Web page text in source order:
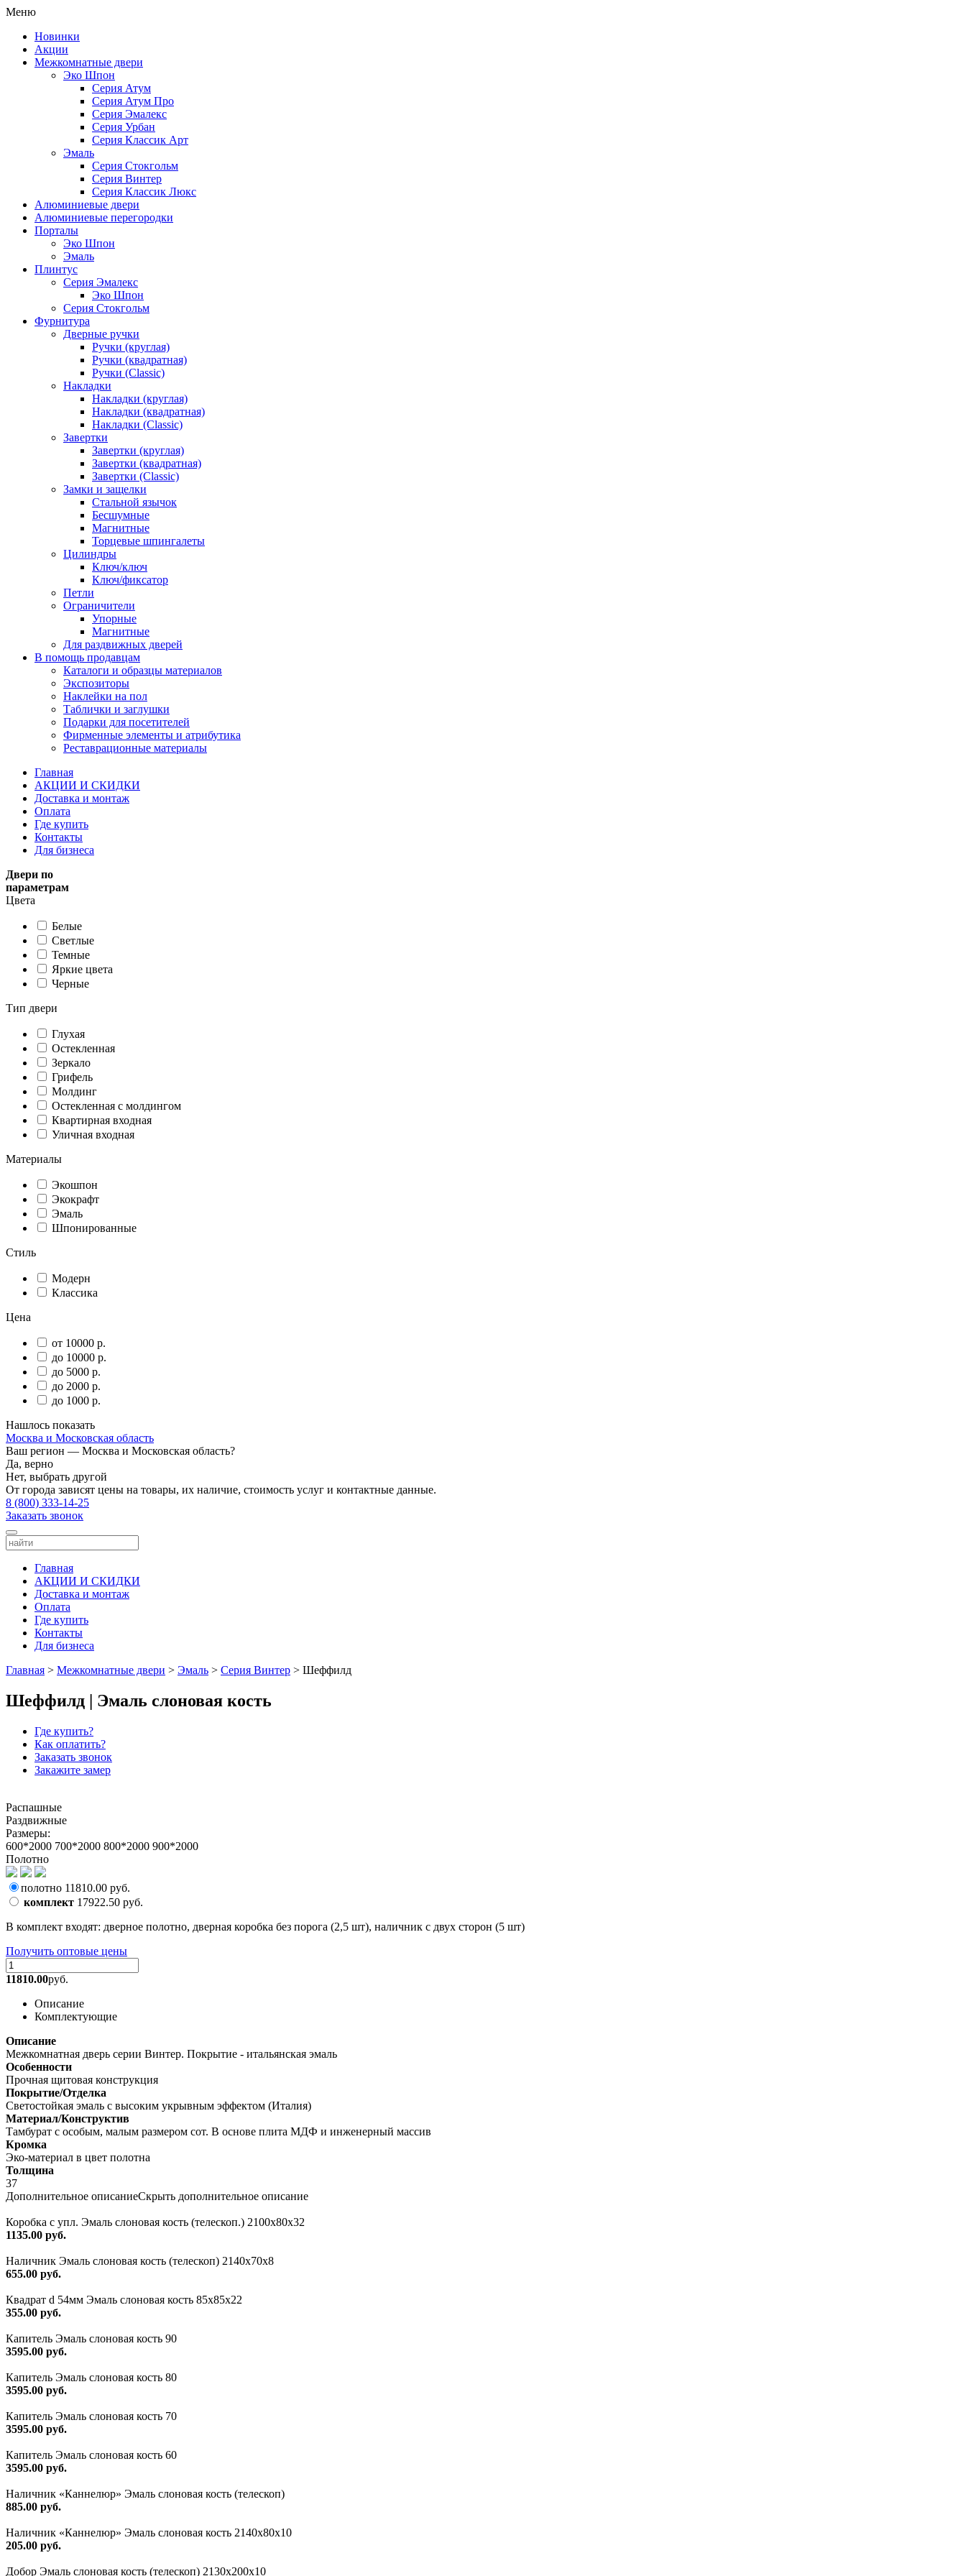
Меню
Новинки
Акции
Межкомнатные двери
Эко Шпон
Серия Атум
Серия Атум Про
Серия Эмалекс
Серия Урбан
Серия Классик Арт
Эмаль
Серия Стокгольм
Серия Винтер
Серия Классик Люкс
Алюминиевые двери
Алюминиевые перегородки
Порталы
Эко Шпон
Эмаль
Плинтус
Серия Эмалекс
Эко Шпон
Серия Стокгольм
Фурнитура
Дверные ручки
Ручки (круглая)
Ручки (квадратная)
Ручки (Classic)
Накладки
Накладки (круглая)
Накладки (квадратная)
Накладки (Classic)
Завертки
Завертки (круглая)
Завертки (квадратная)
Завертки (Classic)
Замки и защелки
Стальной язычок
Бесшумные
Магнитные
Торцевые шпингалеты
Цилиндры
Ключ/ключ
Ключ/фиксатор
Петли
Ограничители
Упорные
Магнитные
Для раздвижных дверей
В помощь продавцам
Каталоги и образцы материалов
Экспозиторы
Наклейки на пол
Таблички и заглушки
Подарки для посетителей
Фирменные элементы и атрибутика
Реставрационные материалы
Главная
АКЦИИ И СКИДКИ
Доставка и монтаж
Оплата
Где купить
Контакты
Для бизнеса
Двери по
параметрам
Цвета
Белые
Светлые
Темные
Яркие цвета
Черные
Тип двери
Глухая
Остекленная
Зеркало
Грифель
Молдинг
Остекленная с молдингом
Квартирная входная
Уличная входная
Материалы
Экошпон
Экокрафт
Эмаль
Шпонированные
Стиль
Модерн
Классика
Цена
от 10000 р.
до 10000 р.
до 5000 р.
до 2000 р.
до 1000 р.
Нашлось показать
Москва и Московская область
Ваш регион — Москва и Московская область?
Да, верно
Нет, выбрать другой
От города зависят цены на товары, их наличие, стоимость услуг и контактные данные.
8 (800) 333-14-25
Заказать звонок
Главная
АКЦИИ И СКИДКИ
Доставка и монтаж
Оплата
Где купить
Контакты
Для бизнеса
Главная > Межкомнатные двери > Эмаль > Серия Винтер > Шеффилд
Шеффилд | Эмаль слоновая кость
Где купить?
Как оплатить?
Заказать звонок
Закажите замер
Распашные
Раздвижные
Размеры:
600*2000 700*2000 800*2000 900*2000
Полотно
полотно 11810.00 руб.
комплект 17922.50 руб.
В комплект входят: дверное полотно, дверная коробка без порога (2,5 шт), наличник с двух сторон (5 шт)
Получить оптовые цены
11810.00руб.
Описание
Комплектующие
Описание
Межкомнатная дверь серии Винтер. Покрытие - итальянская эмаль
Особенности
Прочная щитовая конструкция
Покрытие/Отделка
Светостойкая эмаль с высоким укрывным эффектом (Италия)
Материал/Конструктив
Тамбурат с особым, малым размером сот. В основе плита МДФ и инженерный массив
Кромка
Эко-материал в цвет полотна
Толщина
37
Дополнительное описаниеСкрыть дополнительное описание
Коробка с упл. Эмаль слоновая кость (телескоп.) 2100х80х32
1135.00 руб.
Наличник Эмаль слоновая кость (телескоп) 2140x70x8
655.00 руб.
Квадрат d 54мм Эмаль слоновая кость 85х85х22
355.00 руб.
Капитель Эмаль слоновая кость 90
3595.00 руб.
Капитель Эмаль слоновая кость 80
3595.00 руб.
Капитель Эмаль слоновая кость 70
3595.00 руб.
Капитель Эмаль слоновая кость 60
3595.00 руб.
Наличник «Каннелюр» Эмаль слоновая кость (телескоп)
885.00 руб.
Наличник «Каннелюр» Эмаль слоновая кость 2140х80х10
205.00 руб.
Добор Эмаль слоновая кость (телескоп) 2130х200х10